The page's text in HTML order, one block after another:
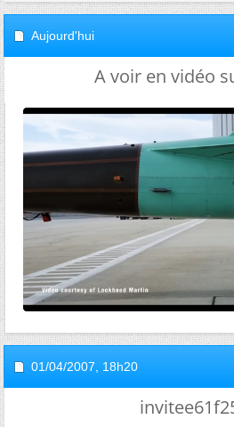
Aujourd'hui
A voir en vidéo
01/04/2007, 18h20